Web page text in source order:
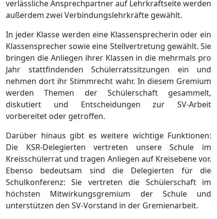
verlässliche Ansprechpartner auf Lehrkraftseite werden
außerdem zwei Verbindungslehrkräfte gewählt.
In jeder Klasse werden eine Klassensprecherin oder ein
Klassensprecher sowie eine Stellvertretung gewählt. Sie
bringen die Anliegen ihrer Klassen in die mehrmals pro
Jahr stattfindenden Schülerratssitzungen ein und
nehmen dort ihr Stimmrecht wahr. In diesem Gremium
werden Themen der Schülerschaft gesammelt,
diskutiert und Entscheidungen zur SV-Arbeit
vorbereitet oder getroffen.
Darüber hinaus gibt es weitere wichtige Funktionen:
Die KSR-Delegierten vertreten unsere Schule im
Kreisschülerrat und tragen Anliegen auf Kreisebene vor.
Ebenso bedeutsam sind die Delegierten für die
Schulkonferenz: Sie vertreten die Schülerschaft im
höchsten Mitwirkungsgremium der Schule und
unterstützen den SV-Vorstand in der Gremienarbeit.